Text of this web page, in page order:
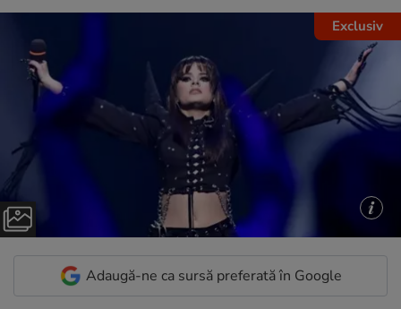
Exclusiv
Adaugă-ne ca sursă preferată în Google